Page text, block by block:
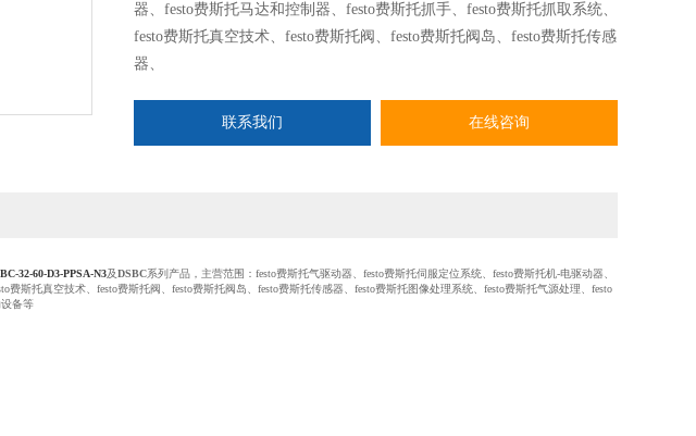
器、festo费斯托马达和控制器、festo费斯托抓手、festo费斯托抓取系统、
festo费斯托真空技术、festo费斯托阀、festo费斯托阀岛、festo费斯托传感
器、
联系我们 在线咨询
32-60-D3-PPSA-N3及DSBC系列产品，主营范围：festo费斯托气驱动器、festo费斯托伺服定位系统、festo费斯托机-电驱动器、
费斯托真空技术、festo费斯托阀、festo费斯托阀岛、festo费斯托传感器、festo费斯托图像处理系统、festo费斯托气源处理、festo
备等